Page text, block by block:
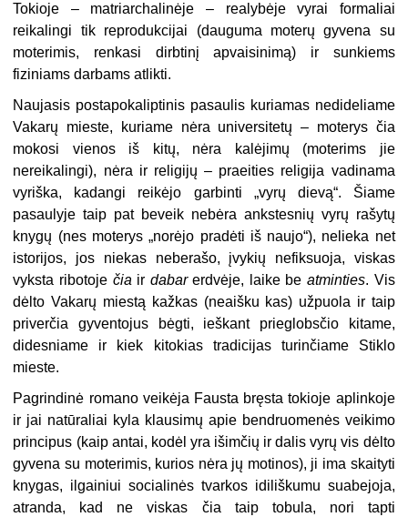
Tokioje – matriarchalinėje – realybėje vyrai formaliai
reikalingi tik reprodukcijai (dauguma moterų gyvena su
moterimis, renkasi dirbtinį apvaisinimą) ir sunkiems
fiziniams darbams atlikti.
Naujasis postapokaliptinis pasaulis kuriamas nedideliame
Vakarų mieste, kuriame nėra universitetų – moterys čia
mokosi vienos iš kitų, nėra kalėjimų (moterims jie
nereikalingi), nėra ir religijų – praeities religija vadinama
vyriška, kadangi reikėjo garbinti „vyrų dievą“. Šiame
pasaulyje taip pat beveik nebėra ankstesnių vyrų rašytų
knygų (nes moterys „norėjo pradėti iš naujo“), nelieka net
istorijos, jos niekas neberašo, įvykių nefiksuoja, viskas
vyksta ribotoje čia ir dabarerdvėje, laike be atminties. Vis
dėlto Vakarų miestą kažkas (neaišku kas) užpuola ir taip
priverčia gyventojus bėgti, ieškant prieglobsčio kitame,
didesniame ir kiek kitokias tradicijas turinčiame Stiklo
mieste.
Pagrindinė romano veikėja Fausta bręsta tokioje aplinkoje
ir jai natūraliai kyla klausimų apie bendruomenės veikimo
principus (kaip antai, kodėl yra išimčių ir dalis vyrų vis dėlto
gyvena su moterimis, kurios nėra jų motinos), ji ima skaityti
knygas, ilgainiui socialinės tvarkos idiliškumu suabejoja,
atranda, kad ne viskas čia taip tobula, nori tapti